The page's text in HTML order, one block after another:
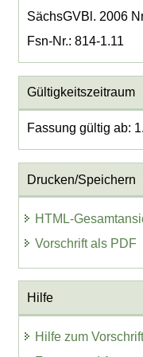
SächsGVBl. 2006
Fsn-Nr.: 814-1.11
Gültigkeitszeitraum
Fassung gültig ab:
Drucken/Speichern
HTML-
Vorschrift als PDF
Hilfe
Hilfe zum